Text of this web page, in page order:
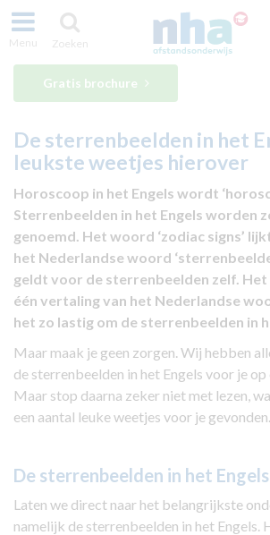
Menu Zoeken
Gratis brochure
De sterrenbeelden in het
leukste weetjes hierover
Horoscoop in het Engels wordt
Sterrenbeelden in het Engels worden
genoemd. Het woord ‘zodiac signs’
het Nederlandse woord
geldt voor de sterrenbeelden zelf. Het
één vertaling van het Nederlandse
het zo lastig om de sterrenbeelden in
Maar maak je geen zorgen. Wij hebben
de sterrenbeelden in het Engels voor je
Maar stop daarna zeker niet met lezen,
een aantal leuke weetjes voor je gevonden.
De sterrenbeelden in het Engels
Laten we direct naar het belangrijkste
namelijk de sterrenbeelden in het Engels.